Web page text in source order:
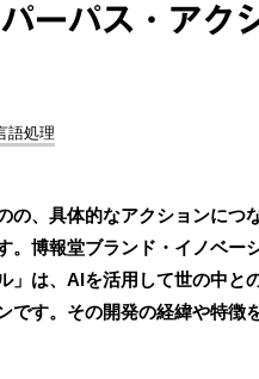
ーパス・アク
語処理
の、具体的なアクションにつ
。博報堂ブランド・イノベー
」は、AIを活用して世の中と
です。その開発の経緯や特徴